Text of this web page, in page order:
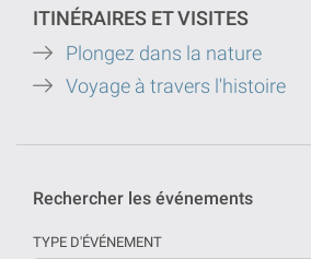
ITINÉRAIRES ET VISITES
Plongez dans la nature
Voyage à travers l'histoire
Rechercher les événements
TYPE D'ÉVÉNEMENT